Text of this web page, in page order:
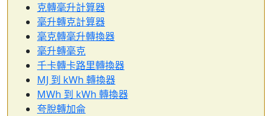
克轉毫升計算器
毫升轉克計算器
毫克轉毫升轉換器
毫升轉毫克
千卡轉卡路里轉換器
MJ 到 kWh 轉換器
MWh 到 kWh 轉換器
夸脫轉加侖